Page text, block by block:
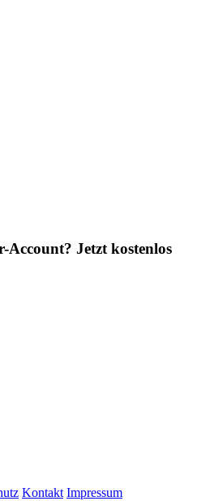
Account? Jetzt kostenlos
Kontakt Impressum